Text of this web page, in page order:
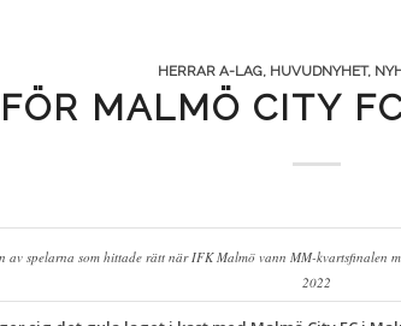
HERRAR A-LAG, HUVUDNYHET,
MALMÖ CITY
av spelarna som hittade rätt när IFK Malmö vann MM-kvartsfinalen
2022